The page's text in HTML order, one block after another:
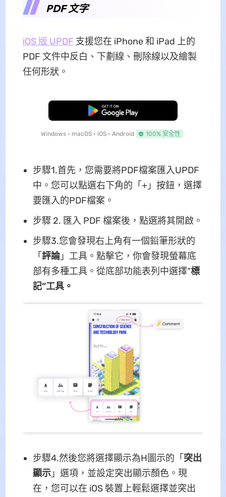
PDF 文字
iOS 版 UPDF 支援您在 iPhone 和 iPad 上的
PDF 文件中反白、下劃線、刪除線以及繪製
任何形狀。
免費下載
Windows • macOS • iOS • Android 100% 安全性
步驟1.首先，您需要將PDF檔案匯入UPDF
中。您可以點選右下角的「+」按鈕，選擇
要匯入的PDF檔案。
步驟 2. 匯入 PDF 檔案後，點選將其開啟。
步驟3.您會發現右上角有一個鉛筆形狀的
「 評論」工具。點擊它，你會發現螢幕底
部有多種工具。從底部功能表列中選擇“標
記”工具。
步驟4.然後您將選擇顯示為H圖示的「 突出
顯示」選項，並設定突出顯示顏色。現
在，您可以在 iOS 裝置上輕鬆選擇並突出